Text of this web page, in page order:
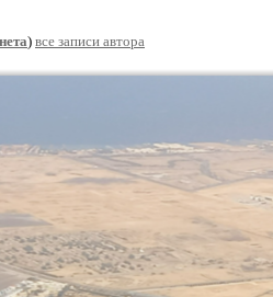
) все записи автора